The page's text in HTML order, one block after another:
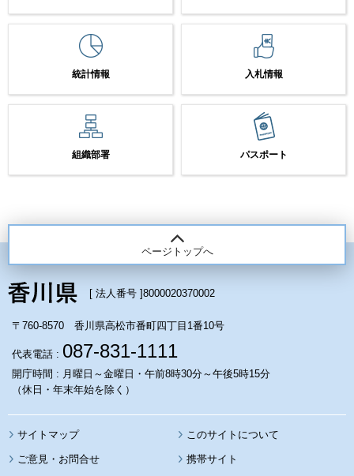
統計情報 入札情報
組織部署 パスポート
ページトップへ
[ 法人番号 ]8000020370002
〒760-8570 香川県高松市番町四丁目1番10号
代表電話 : 087-831-1111
開庁時間 : 月曜日～金曜日・午前8時30分～午後5時15分
（休日・年末年始を除く）
サイトマップ このサイトについて
携帯サイト